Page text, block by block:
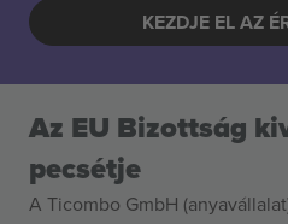
KEZDJE EL AZ
Az EU Bizottság
pecsétje
A Ticombo GmbH